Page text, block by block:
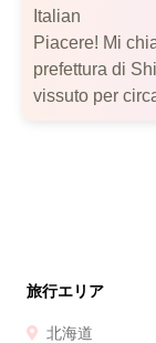
Italian
Piacere! Mi
prefettura di
vissuto per
旅行エリア
北海道